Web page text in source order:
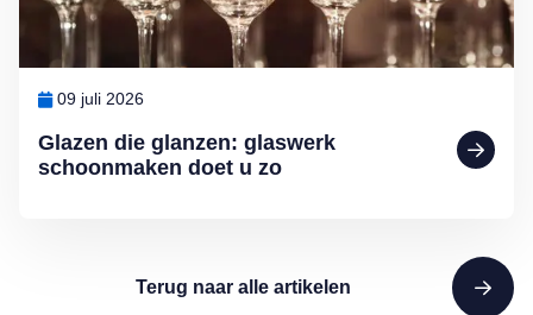
Glazen die glanzen: glaswerk
schoonmaken doet u zo
09 juli 2026
Terug naar alle artikelen